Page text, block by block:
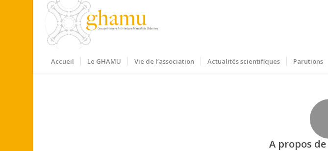
Accueil Le GHAMU Vie de l’association Actualités scientifiques Parutions
A propos de